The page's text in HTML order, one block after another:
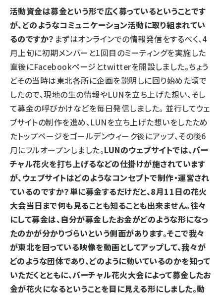
活動資金は募金という形で広く募っているということです
が、どのようなコミュニケーション活動に取り組まれてい
るのですか？ まずはオンラインでの情報発信をするべく、4
月上旬に初期メンバーと1回目のミーティングを実施した
直後にFacebookページとtwitterを開設しました。ちょう
どその当時は東北各所に企画を説明しに回り始めた頃で
したので、現地の生の情報やLUNを立ち上げた想い、そし
て募金の呼びかけなどを毎日発信しました。 並行してウェ
ブサイトの制作を進め、LUNを立ち上げた想いをしたため
たトップページをゴールデンウィーク後にアップ、その後6
月にフルオープンしました。LUNのウェブサイトでは、バー
チャル花火を打ち上げるなどの仕掛けが施されています
が、ウェブサイトはどのようなコンセプトで制作・運営され
ているのですか？単に募金するだけだと、8月11日の花火
大会当日まで何も見ることも知ることも出来ません。往々
にして募金は、自分が募金したお金がどのような形になっ
たのかが分かりづらいという側面があります。そこで我々
が東北を回っている映像を動画としてアップして、我々が
どのような団体であり、どのように動いているのかを知って
いただくとともに、バーチャル花火大会によって募金したお
金が花火になるということを目に見える形にしました。動